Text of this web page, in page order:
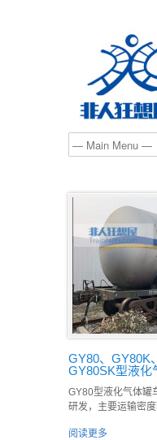
GY80、GY80K
GY80SK型液化
GY80型液化气体罐
研发，主要运输密
阅读更多